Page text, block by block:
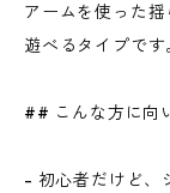
アームを使った
遊べるタイプです
## こんな方に向
- 初心者だけど、